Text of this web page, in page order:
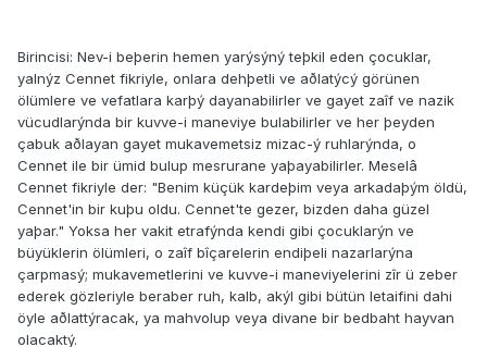
Birincisi: Nev-i beþerin hemen yarýsýný teþkil eden çocuklar,
yalnýz Cennet fikriyle, onlara dehþetli ve aðlatýcý görünen
ölümlere ve vefatlara karþý dayanabilirler ve gayet zaîf ve nazik
vücudlarýnda bir kuvve-i maneviye bulabilirler ve her þeyden
çabuk aðlayan gayet mukavemetsiz mizac-ý ruhlarýnda, o
Cennet ile bir ümid bulup mesrurane yaþayabilirler. Meselâ
Cennet fikriyle der: "Benim küçük kardeþim veya arkadaþým öldü,
Cennet'in bir kuþu oldu. Cennet'te gezer, bizden daha güzel
yaþar." Yoksa her vakit etrafýnda kendi gibi çocuklarýn ve
büyüklerin ölümleri, o zaîf bîçarelerin endiþeli nazarlarýna
çarpmasý; mukavemetlerini ve kuvve-i maneviyelerini zîr ü zeber
ederek gözleriyle beraber ruh, kalb, akýl gibi bütün letaifini dahi
öyle aðlattýracak, ya mahvolup veya divane bir bedbaht hayvan
olacaktý.